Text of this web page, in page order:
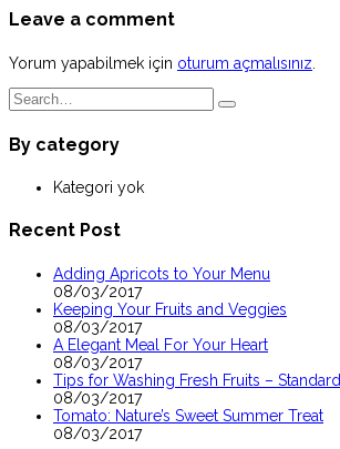
Leave a comment
Yorum yapabilmek için oturum açmalısınız
By category
Kategori yok
Recent Post
Adding Apricots to Your Menu
08/03/2017
Keeping Your Fruits and Veggies
08/03/2017
A Elegant Meal For Your Heart
08/03/2017
Tips for Washing Fresh Fruits – Standard
08/03/2017
Tomato: Nature’s Sweet Summer Treat
08/03/2017